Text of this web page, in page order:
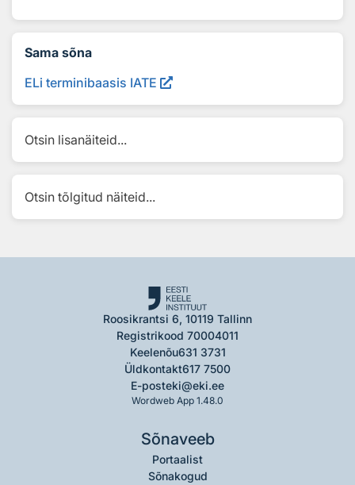
Sama sõna
ELi terminibaasis IATE
Otsin lisanäiteid...
Otsin tõlgitud näiteid...
Roosikrantsi 6, 10119 Tallinn
Registrikood 70004011
Keelenõu631 3731
Üldkontakt617 7500
E-posteki@eki.ee
Wordweb App 1.48.0
Sõnaveeb
Portaalist
Sõnakogud